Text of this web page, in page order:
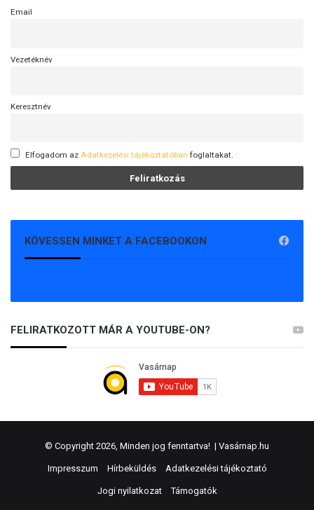
Email
Vezetéknév
Keresztnév
Elfogadom az Adatkezelési tájékoztatóban foglaltakat.
KÖVESSEN MINKET A FACEBOOKON
FELIRATKOZOTT MÁR A YOUTUBE-ON?
© Copyright 2026, Minden jog fenntartva! | Vasárnap.hu
Impresszum Hírbeküldés Adatkezelési tájékoztató
Jogi nyilatkozat Támogatók